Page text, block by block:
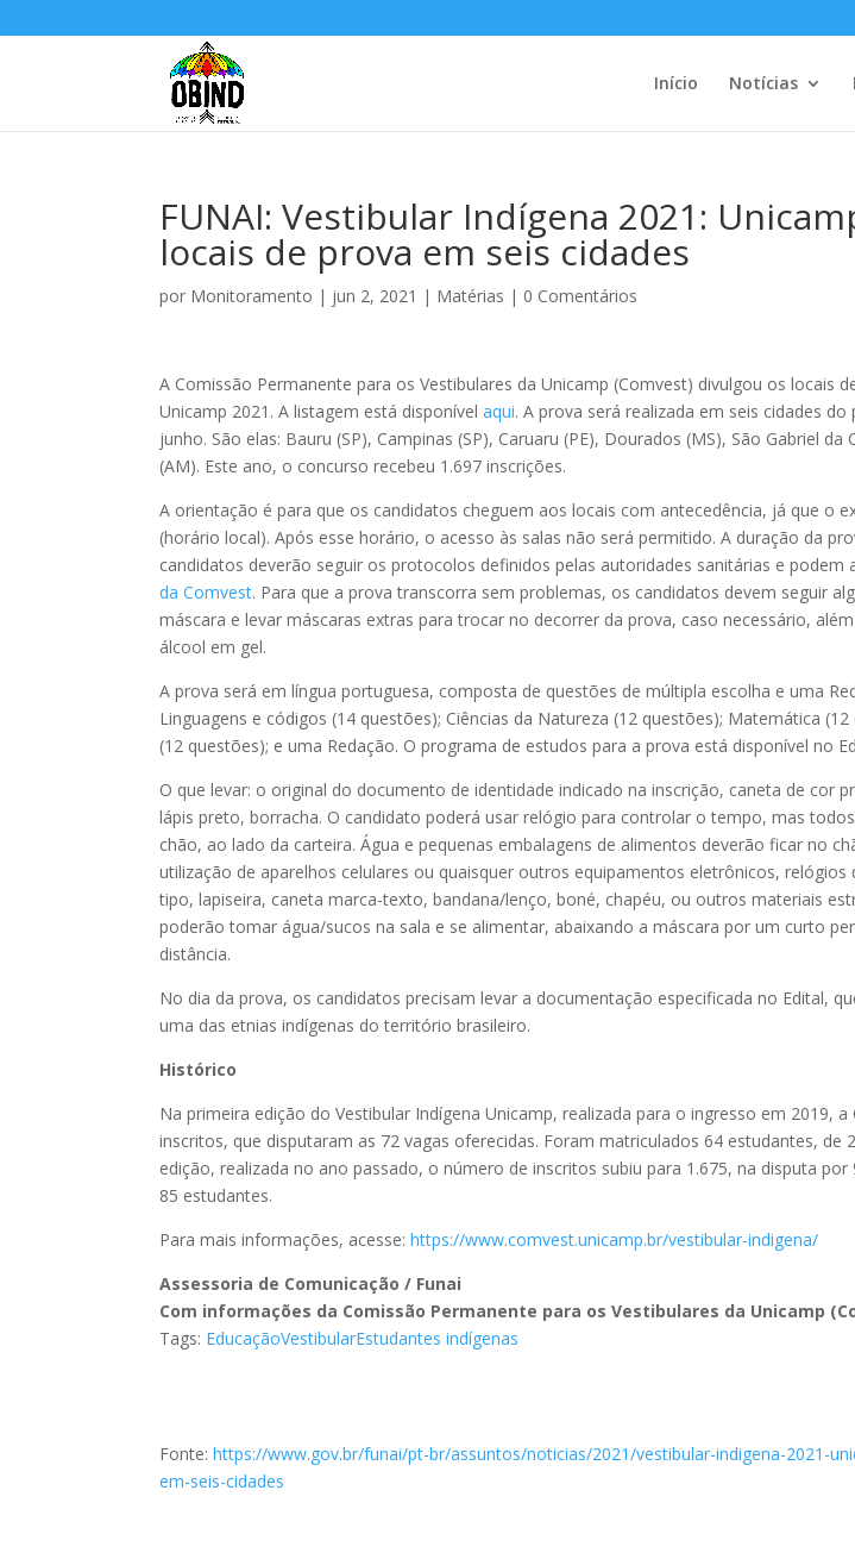
Início Notícias
FUNAI: Vestibular Indígena 2021:
locais de prova em seis cidades
por Monitoramento | jun 2, 2021 | Matérias | 0 Comentários
A Comissão Permanente para os Vestibulares da Unicamp (Comvest) divulgou os locais
Unicamp 2021. A listagem está disponívelaqui. A prova será realizada em seis cidades
junho. São elas: Bauru (SP), Campinas (SP), Caruaru (PE), Dourados (MS), São Gabriel da
(AM). Este ano, o concurso recebeu 1.697 inscrições.
A orientação é para que os candidatos cheguem aos locais com antecedência, já que o
(horário local). Após esse horário, o acesso às salas não será permitido. A duração da
candidatos deverão seguir os protocolos definidos pelas autoridades sanitárias e podem
da Comvest. Para que a prova transcorra sem problemas, os candidatos devem seguir
máscara e levar máscaras extras para trocar no decorrer da prova, caso necessário,
álcool em gel.
A prova será em língua portuguesa, composta de questões de múltipla escolha e uma
Linguagens e códigos (14 questões); Ciências da Natureza (12 questões); Matemática
(12 questões); e uma Redação. O programa de estudos para a prova está disponível no
O que levar: o original do documento de identidade indicado na inscrição, caneta de cor
lápis preto, borracha. O candidato poderá usar relógio para controlar o tempo, mas
chão, ao lado da carteira. Água e pequenas embalagens de alimentos deverão ficar no
utilização de aparelhos celulares ou quaisquer outros equipamentos eletrônicos,
tipo, lapiseira, caneta marca-texto, bandana/lenço, boné, chapéu, ou outros materiais
poderão tomar água/sucos na sala e se alimentar, abaixando a máscara por um curto
distância.
No dia da prova, os candidatos precisam levar a documentação especificada no Edital,
uma das etnias indígenas do território brasileiro.
Histórico
Na primeira edição do Vestibular Indígena Unicamp, realizada para o ingresso em 2019, a
inscritos, que disputaram as 72 vagas oferecidas. Foram matriculados 64 estudantes, de
edição, realizada no ano passado, o número de inscritos subiu para 1.675, na disputa
85 estudantes.
Para mais informações, acesse:https://www.comvest.unicamp.br/vestibular-indigena/
Assessoria de Comunicação / Funai
Com informações da Comissão Permanente para os Vestibulares da Unicamp
Tags: EducaçãoVestibularEstudantes indígenas
Fonte:https://www.gov.br/funai/pt-br/assuntos/noticias/2021/vestibular-indigena-2021-
em-seis-cidades